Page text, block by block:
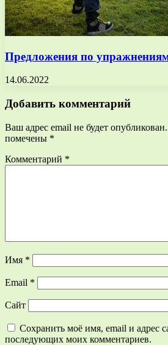
Предложения по
14.06.2022
Добавить комментарий
Ваш адрес email не будет опубликован.
помечены *
Комментарий *
Имя *
Email *
Сайт
Сохранить моё имя, email и адрес
последующих моих комментариев.